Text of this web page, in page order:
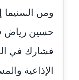
مدونة
عاملة
مدونة
ومن السنيما
حسين رياض
فشارك في
الإذاعية